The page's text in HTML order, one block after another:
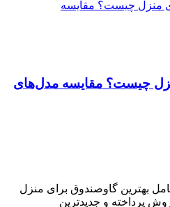
چیست؟ مقایسه مدل‌های
بهترین گاوصندوق برای منزل
پرداخته و جدیدترین